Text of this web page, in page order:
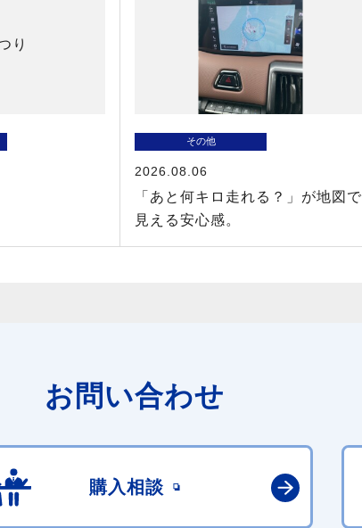
その他
2026.08.06
「あと何キロ走れる？」が地図で
見える安心感。
お問い合わせ
購入相談